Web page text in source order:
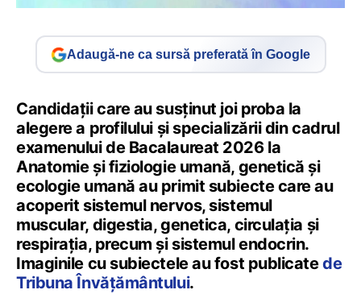
Adaugă-ne ca sursă preferată în Google
Candidații care au susținut joi proba la
alegere a profilului și specializării din cadrul
examenului de Bacalaureat 2026 la
Anatomie și fiziologie umană, genetică și
ecologie umană au primit subiecte care au
acoperit sistemul nervos, sistemul
muscular, digestia, genetica, circulația și
respirația, precum și sistemul endocrin.
Imaginile cu subiectele au fost publicatede
Tribuna Învățământului.